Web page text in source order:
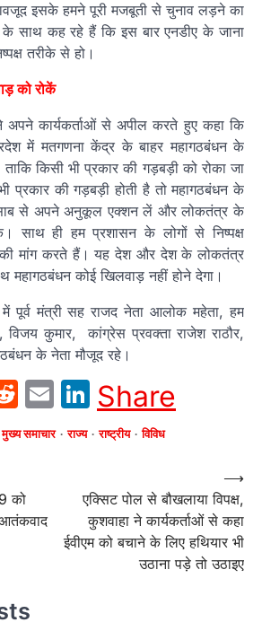
इसके हमने पूरी मजबूती से चुनाव लड़ने का
साथ कह रहे हैं कि इस बार एनडीए के जाना
तरीके से हो।
को रोकें
कार्यकर्ताओं से अपील करते हुए कहा कि
में मतगणना केंद्र के बाहर महागठबंधन के
किसी भी प्रकार की गड़बड़ी को रोका जा
प्रकार की गड़बड़ी होती है तो महागठबंधन के
से अपने अनुकूल एक्शन लें और लोकतंत्र के
साथ ही हम प्रशासन के लोगों से निष्पक्ष
की मांग करते हैं। यह देश और देश के लोकतंत्र
कोई खिलवाड़ नहीं होने देगा।
पूर्व मंत्री सह राजद नेता आलोक महेता, हम
विजय कुमार, कांग्रेस प्रवक्‍ता राजेश राठौर,
के नेता मौजूद रहे।
Reddit
EmailLinkedIn
Share
मुख्य समाचार राज्य राष्ट्रीय विविध
को
आतंकवाद
एक्सिट पोल से बौखलाया विपक्ष,
कुशवाहा ने कार्यकर्ताओं से कहा
ईवीएम को बचाने के लिए हथियार भी
उठाना पड़े तो उठाइए
⟶